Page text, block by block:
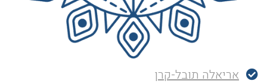
אריאלה תובל-קרן